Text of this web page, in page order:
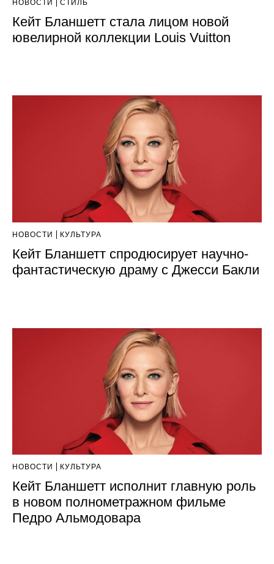
НОВОСТИ СТИЛЬ
Кейт Бланшетт стала лицом новой
ювелирной коллекции Louis Vuitton
НОВОСТИ КУЛЬТУРА
Кейт Бланшетт спродюсирует научно-
фантастическую драму с Джесси Бакли
НОВОСТИ КУЛЬТУРА
Кейт Бланшетт исполнит главную роль
в новом полнометражном фильме
Педро Альмодовара